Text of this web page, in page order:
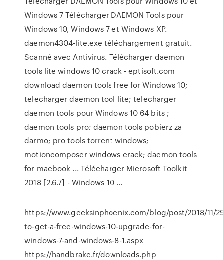
Windows 7 Télécharger DAEMON Tools pour
Windows 10, Windows 7 et Windows XP.
daemon4304-lite.exe téléchargement gratuit.
Scanné avec Antivirus. Télécharger daemon
tools lite windows 10 crack - eptisoft.com
download daemon tools free for Windows 10;
telecharger daemon tool lite; telecharger
daemon tools pour Windows 10 64 bits ;
daemon tools pro; daemon tools pobierz za
darmo; pro tools torrent windows;
motioncomposer windows crack; daemon tools
for macbook ... Télécharger Microsoft Toolkit
2018 [2.6.7] - Windows 10 ...
https://www.geeksinphoenix.com/blog/post/2018/11/
to-get-a-free-windows-10-upgrade-for-
windows-7-and-windows-8-1.aspx
https://handbrake.fr/downloads.php